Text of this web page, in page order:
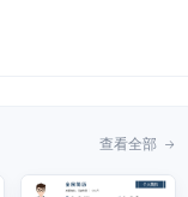
查看全部